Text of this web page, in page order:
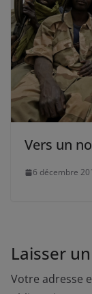
Vers un
6 décembre
Laisser
Votre adresse